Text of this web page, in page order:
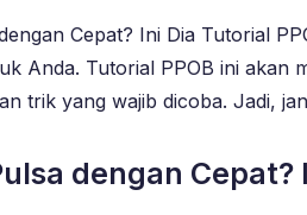
Cepat? Ini Dia Tutorial
Anda. Tutorial PPOB ini akan
trik yang wajib dicoba. Jadi,
dengan Cepat?